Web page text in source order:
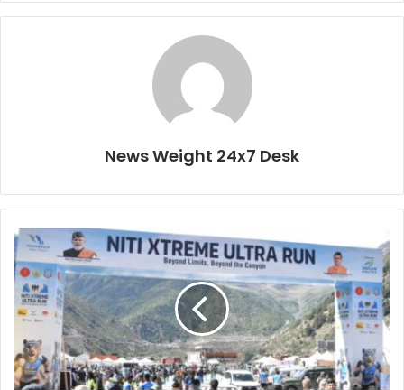
News Weight 24x7 Desk
‘
नी
ति
क्स
म
अ